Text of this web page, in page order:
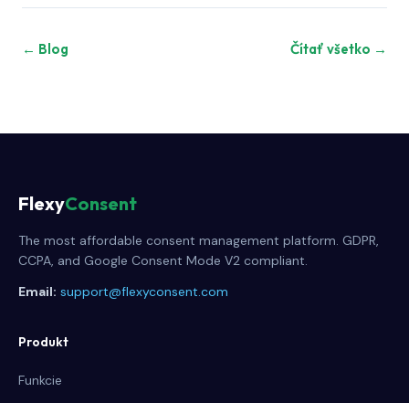
← Blog Čítať všetko →
FlexyConsent
The most affordable consent management platform. GDPR,
CCPA, and Google Consent Mode V2 compliant.
Email: support@flexyconsent.com
Produkt
Funkcie